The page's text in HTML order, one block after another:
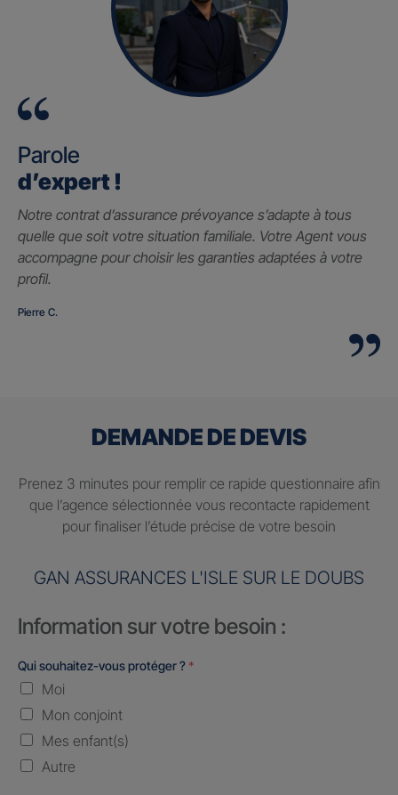
Parole
d’expert !
Notre contrat d’assurance prévoyance s’adapte à tous
quelle que soit votre situation familiale. Votre Agent vous
accompagne pour choisir les garanties adaptées à votre
profil.
Pierre C.
DEMANDE DE DEVIS
Prenez 3 minutes pour remplir ce rapide questionnaire afin
que l’agence sélectionnée vous recontacte rapidement
pour finaliser l’étude précise de votre besoin
GAN ASSURANCES L'ISLE SUR LE DOUBS
Information sur votre besoin :
Qui souhaitez-vous protéger ? *
Moi
Mon conjoint
Mes enfant(s)
Autre